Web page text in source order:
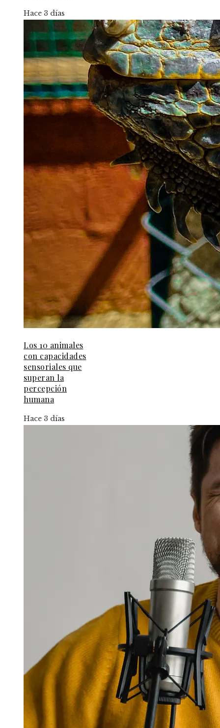
Hace 3 días
Los 10 animales
con capacidades
sensoriales que
superan la
percepción
humana
Hace 3 días